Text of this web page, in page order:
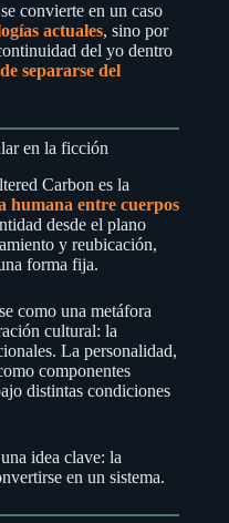
convierte en un caso
actuales, sino por
del yo dentro
separarse del
en la ficción
Carbon es la
humana entre cuerpos
desde el plano
y reubicación,
forma fija.
como una metáfora
cultural: la
La personalidad,
componentes
distintas condiciones
idea clave: la
en un sistema.